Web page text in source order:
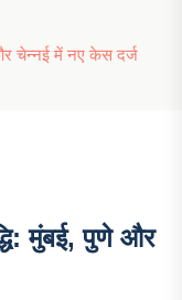
चेन्नई में नए केस दर्ज
मुंबई, पुणे और